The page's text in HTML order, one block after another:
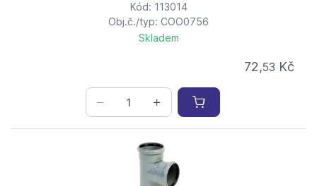
Kód: 113014
Obj.č./typ: COO0756
Skladem
72,53 Kč